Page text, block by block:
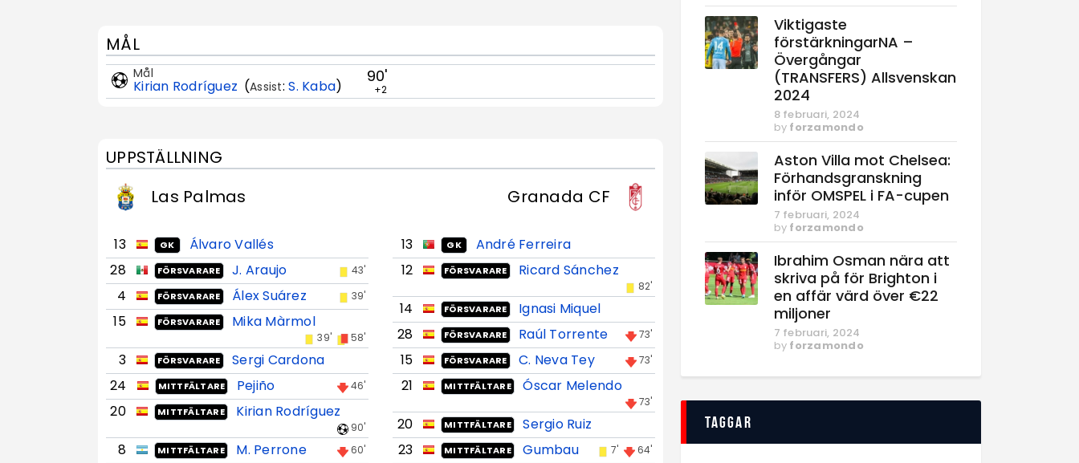
MÅL
Mål
Kirian Rodríguez (Assist:S. Kaba)
90'
+2
UPPSTÄLLNING
Las Palmas
13 GK
Álvaro Vallés
28
FÖRSVARARE J. Araujo 43'
4 FÖRSVARARE Álex Suárez 39'
15 FÖRSVARARE Mika Màrmol
39' 58'
3 FÖRSVARARE
Sergi Cardona
24
MITTFÄLTARE Pejiño 46'
20 MITTFÄLTARE Kirian Rodríguez
90'
8 MITTFÄLTARE M. Perrone 60'
Granada CF
13 GK
André Ferreira
12
FÖRSVARARE Ricard Sánchez
82'
14 FÖRSVARARE
Ignasi Miquel
28
FÖRSVARARE Raúl Torrente 73'
15 FÖRSVARARE C. Neva Tey 73'
21 MITTFÄLTARE Óscar Melendo
73'
20 MITTFÄLTARE
Sergio Ruiz
23
MITTFÄLTARE Gumbau 7' 64'
Viktigaste
förstärkningarNA –
Övergångar
(TRANSFERS) Allsvenskan
2024
8 februari, 2024
by forzamondo
Aston Villa mot Chelsea:
Förhandsgranskning
inför OMSPEL i FA-cupen
7 februari, 2024
by forzamondo
Ibrahim Osman nära att
skriva på för Brighton i
en affär värd över €22
miljoner
7 februari, 2024
by forzamondo
Taggar